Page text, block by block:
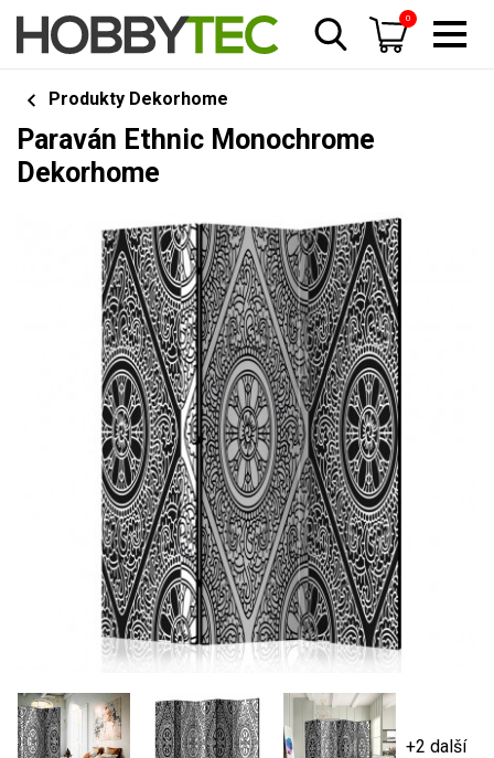
0
Produkty Dekorhome
Paraván Ethnic Monochrome
Dekorhome
+2 další